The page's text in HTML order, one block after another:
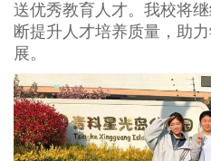
送优秀教育人才。我校将
断提升人才培养质量，助
展。